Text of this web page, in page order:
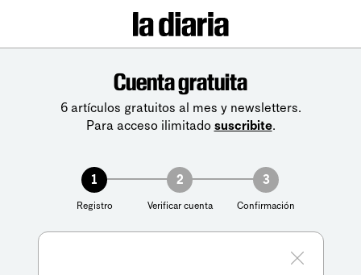
Cuenta gratuita
6 artículos gratuitos al mes y newsletters.
Para acceso ilimitado suscribite.
1
Registro
2
Verificar cuenta
3
Confirmación